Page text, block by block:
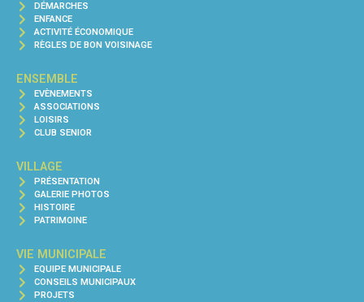
DÉMARCHES
ENFANCE
ACTIVITÉ ÉCONOMIQUE
RÈGLES DE BON VOISINAGE
ENSEMBLE
EVÈNEMENTS
ASSOCIATIONS
LOISIRS
CLUB SENIOR
VILLAGE
PRÉSENTATION
GALERIE PHOTOS
HISTOIRE
PATRIMOINE
VIE MUNICIPALE
EQUIPE MUNICIPALE
CONSEILS MUNICIPAUX
PROJETS